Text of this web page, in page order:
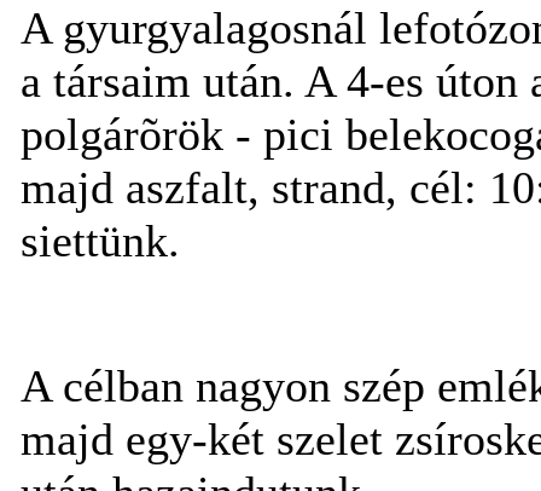
A gyurgyalagosnál
a társaim után. A 4-es
polgárõrök - pici
majd aszfalt, strand, cél:
siettünk.
A célban nagyon szép
majd egy-két szelet